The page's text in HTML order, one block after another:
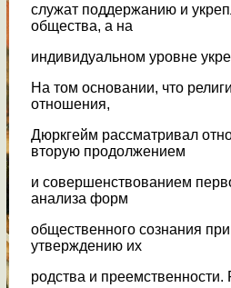
служат поддержанию и
общества, а на
индивидуальном уровне
На том основании, что
отношения,
Дюркгейм рассматривал
вторую продолжением
и совершенствованием
анализа форм
общественного сознания
утверждению их
родства и